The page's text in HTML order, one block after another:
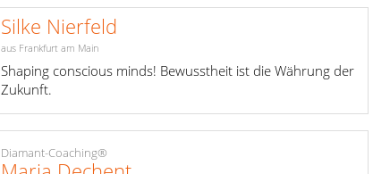
Silke Nierfeld
aus Frankfurt am Main
Shaping conscious minds! Bewusstheit ist die Währung der
Zukunft.
Diamant-Coaching®